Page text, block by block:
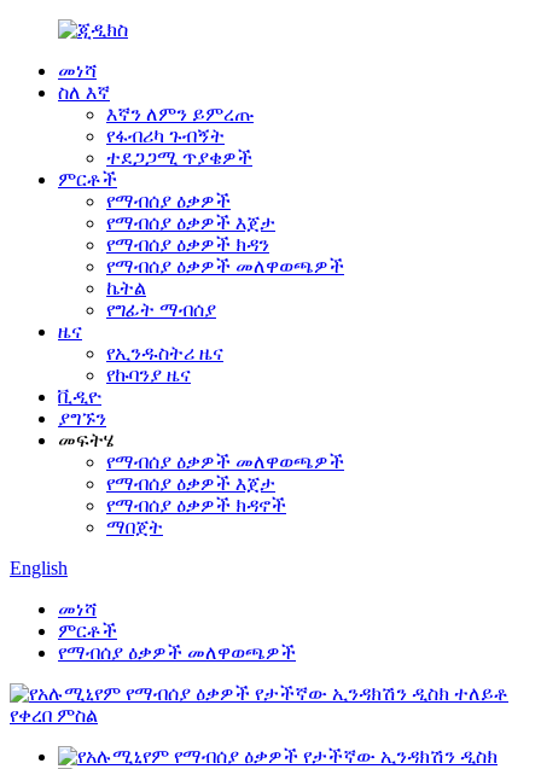
መነሻ
ስለ እኛ
እኛን ለምን ይምረጡ
የፋብሪካ ጉብኝት
ተደጋጋሚ ጥያቄዎች
ምርቶች
የማብሰያ ዕቃዎች
የማብሰያ ዕቃዎች እጀታ
የማብሰያ ዕቃዎች ክዳን
የማብሰያ ዕቃዎች መለዋወጫዎች
ኬትል
የግፊት ማብሰያ
ዜና
የኢንዱስትሪ ዜና
የኩባንያ ዜና
ቪዲዮ
ያግኙን
መፍትሄ
የማብሰያ ዕቃዎች መለዋወጫዎች
የማብሰያ ዕቃዎች እጀታ
የማብሰያ ዕቃዎች ክዳኖች
ማበጀት
English
መነሻ
ምርቶች
የማብሰያ ዕቃዎች መለዋወጫዎች